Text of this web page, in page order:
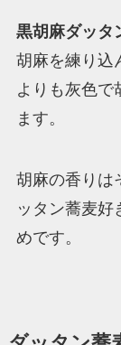
黒胡麻ダッタ
胡麻を練り込
よりも灰色で
ます。
胡麻の香りは
ッタン蕎麦好
めです。